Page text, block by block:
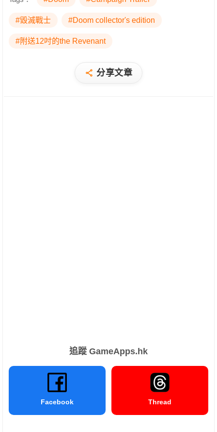
#毀滅戰士 #Doom collector's edition
#附送12吋的the Revenant
分享文章
追蹤 GameApps.hk
Facebook Thread